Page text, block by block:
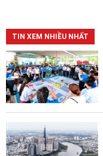
TIN XEM NHIỀU NHẤT